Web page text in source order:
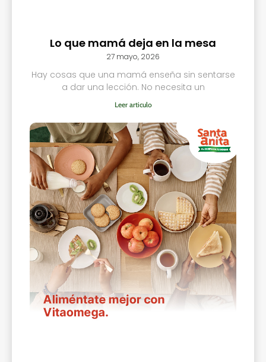
Lo que mamá deja en la mesa
27 mayo, 2026
Hay cosas que una mamá enseña sin sentarse
a dar una lección. No necesita un
Leer articulo